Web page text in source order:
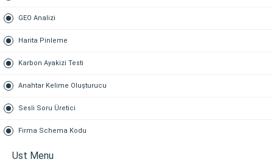
GEO Analizi
Harita Pinleme
Karbon Ayakizi Testi
Anahtar Kelime Oluşturucu
Sesli Soru Üretici
Firma Schema Kodu
Ust Menu